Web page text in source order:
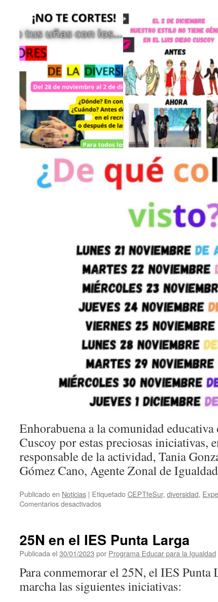
Enhorabuena a la comunidad
Cuscoy por estas preciosas iniciativas,
responsable de la actividad, Tania
Gómez Cano, Agente Zonal de
Publicado en Noticias | EtiquetadoCEPTfeSur, diversidad,
Comentarios desactivadosen
la
diversidad
en
IES
Luis
Diego
25N en el IES Punta Larga
Publicada el 30/01/2023 por Programa Educar para la Igualdad
Para conmemorar el 25N, el IES Punta
marcha las siguientes iniciativas: